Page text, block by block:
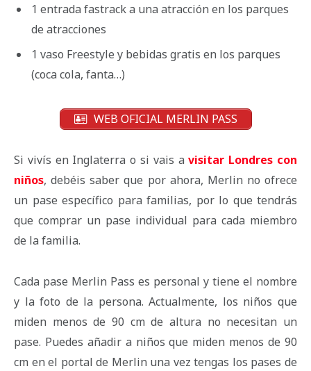
1 entrada fastrack a una atracción en los parques
de atracciones
1 vaso Freestyle y bebidas gratis en los parques
(coca cola, fanta…)
WEB OFICIAL MERLIN PASS
Si vivís en Inglaterra o si vais avisitar Londres con
niños, debéis saber que por ahora, Merlin no ofrece
un pase específico para familias, por lo que tendrás
que comprar un pase individual para cada miembro
de la familia.
Cada pase Merlin Pass es personal y tiene el nombre
y la foto de la persona. Actualmente, los niños que
miden menos de 90 cm de altura no necesitan un
pase. Puedes añadir a niños que miden menos de 90
cm en el portal de Merlin una vez tengas los pases de